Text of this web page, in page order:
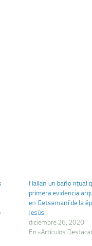
Hallan un baño ritual
primera evidencia
en Getsemaní de la
Jesús
diciembre 26, 2020
En «Artículos